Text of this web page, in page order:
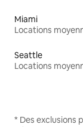
Miami
Seattle
* Des exclusions